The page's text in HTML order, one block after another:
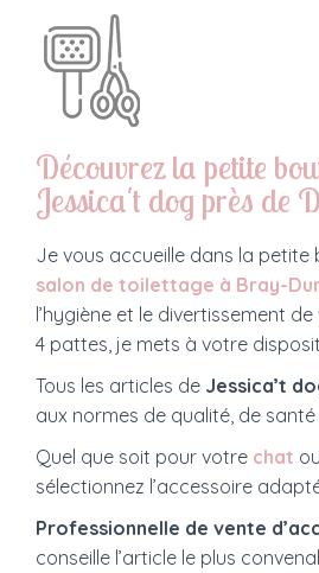
Découvrez la petite
Jessica't dog près de
Je vous accueille dans la petite
salon de toilettage à Bray-
l’hygiène et le divertissement
4 pattes, je mets à votre
Tous les articles de Jessica’t
aux normes de qualité, de
Quel que soit pour votre chat
sélectionnez l’accessoire
Professionnelle de vente
conseille l’article le plus